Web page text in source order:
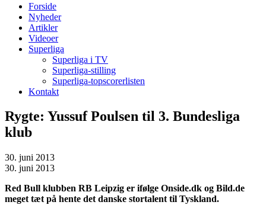
Forside
Nyheder
Artikler
Videoer
Superliga
Superliga i TV
Superliga-stilling
Superliga-topscorerlisten
Kontakt
Rygte: Yussuf Poulsen til 3. Bundesliga
klub
30. juni 2013
30. juni 2013
Red Bull klubben RB Leipzig er ifølge Onside.dk og Bild.de
meget tæt på hente det danske stortalent til Tyskland.